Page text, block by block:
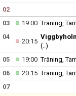
02
03 19:00Träning,
04
20:15
(..)
05
19:00Träning,
06
20:15Träning,
07